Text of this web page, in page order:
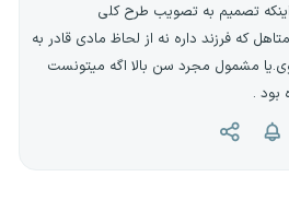
تصمیم به تصویب طرح کلی
که فرزند داره نه از لحاظ مادی قادر به
مشمول مجرد سن بالا اگه میتونست
بود .